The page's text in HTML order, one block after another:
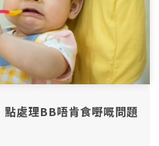
點處理BB唔肯食嘢嘅問題